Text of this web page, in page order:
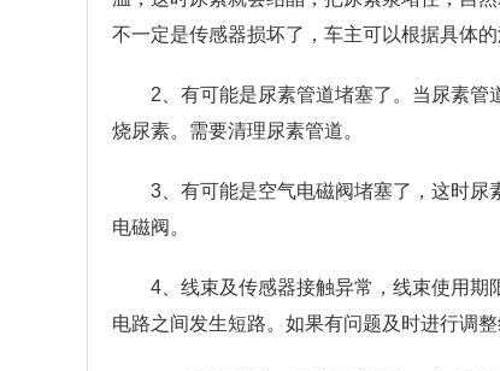
不一定是传感器损坏了，车主可以根据具体
2、有可能是尿素管道堵塞了。当尿素
烧尿素。需要清理尿素管道。
3、有可能是空气电磁阀堵塞了，这时
电磁阀。
4、线束及传感器接触异常，线束使用期
电路之间发生短路。如果有问题及时进行调整